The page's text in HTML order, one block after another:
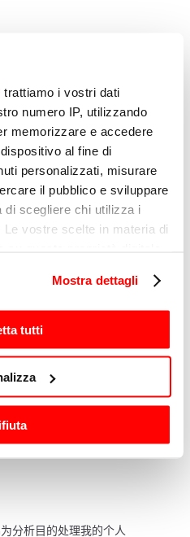
trattiamo i vostri dati
numero IP, utilizzando
memorizzare e accedere
al fine di
personalizzati, misurare
il pubblico e sviluppare
di scegliere chi utilizza i
vostre scelte in materia di
consenso in qualsiasi
sui cookie o facendo clic
privacy.
sulla tua posizione
di qualche
scansionandolo
elaborati i tuoi dati personali
nellasezione dettagli
Mostra dettagli
tutti
隐私政策项下所示
分析目的处理我的个人